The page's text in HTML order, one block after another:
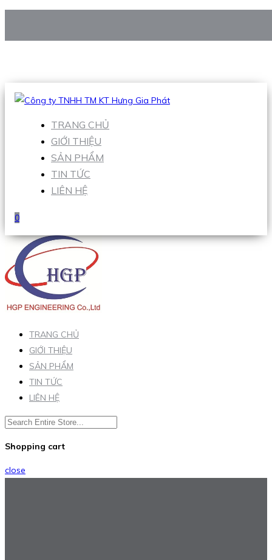
Hotline:0938 906 663
TRANG CHỦ
GIỚI THIỆU
SẢN PHẨM
TIN TỨC
LIÊN HỆ
0
TRANG CHỦ
GIỚI THIỆU
SẢN PHẨM
TIN TỨC
LIÊN HỆ
Shopping cart
close